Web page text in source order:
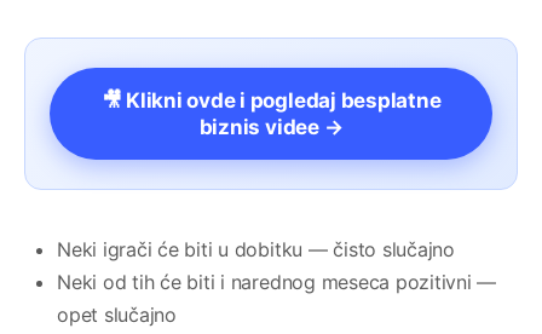
🎥 Klikni ovde i pogledaj besplatne
biznis videe →
Neki igrači će biti u dobitku — čisto slučajno
Neki od tih će biti i narednog meseca pozitivni —
opet slučajno